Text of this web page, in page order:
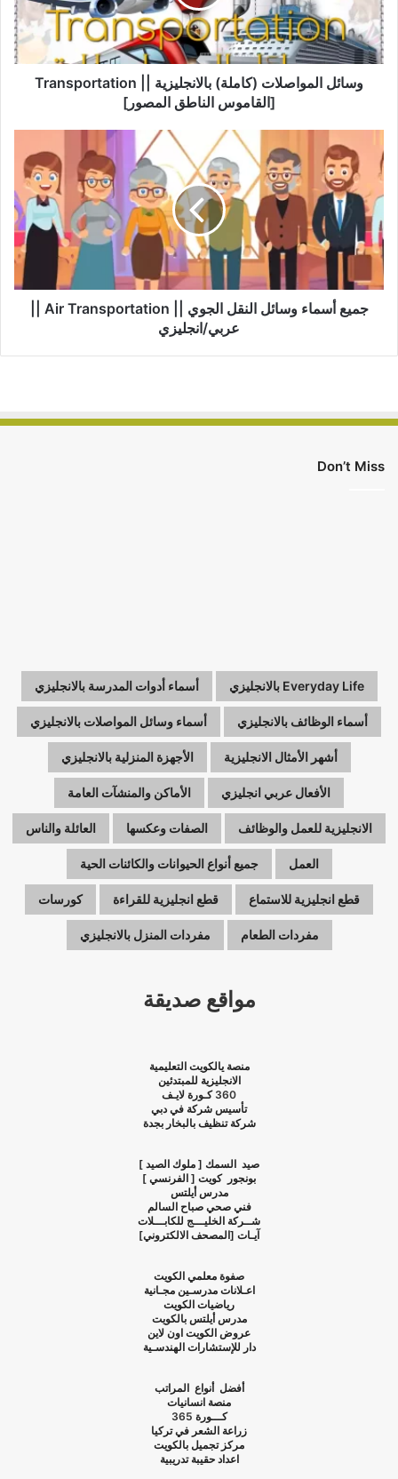
Transportation
[القاموس
الناطق
المصور]
وسائل المواصلات (كاملة) بالانجليزية || Transportation
[القاموس الناطق المصور]
أسماء
وسائل
النقل
الجوي
||
Air
Transportation
||
عربي/
عربي/انجليزي
Don’t Miss
Everyday Life بالانجليزي أسماء أدوات المدرسة بالانجليزي
أسماء الوظائف بالانجليزي أسماء وسائل المواصلات بالانجليزي
أشهر الأمثال الانجليزية الأجهزة المنزلية بالانجليزي
الأفعال عربي انجليزي الأماكن والمنشآت العامة
الانجليزية للعمل والوظائف الصفات وعكسها العائلة والناس
العمل جميع أنواع الحيوانات والكائنات الحية
قطع انجليزية للاستماع قطع انجليزية للقراءة كورسات
مفردات الطعام مفردات المنزل بالانجليزي
مواقع صديقة
منصة يالكويت التعليمية
الانجليزية للمبتدئين
360 كـورة لايـف
تأسيس شركة في دبي
شركة تنظيف بالبخار بجدة
صيد السمك [ ملوك الصيد ]
بونجور كويت [ الفرنسي ]
مدرس أيلتس
فني صحي صباح السالم
شــركة الخليـــج للكابـــلات
آيـات [المصحف الالكتروني]
صفوة معلمي الكويت
اعـلانات مدرسـين مجـانية
رياضيات الكويت
مدرس أيلتس بالكويت
عروض الكويت اون لاين
دار للإستشارات الهندسـية
أفضل أنواع المراتب
منصة انسانيات
كـــورة
زراعة الشعر في تركيا
مركز تجميل بالكويت
اعداد حقيبة تدريبية